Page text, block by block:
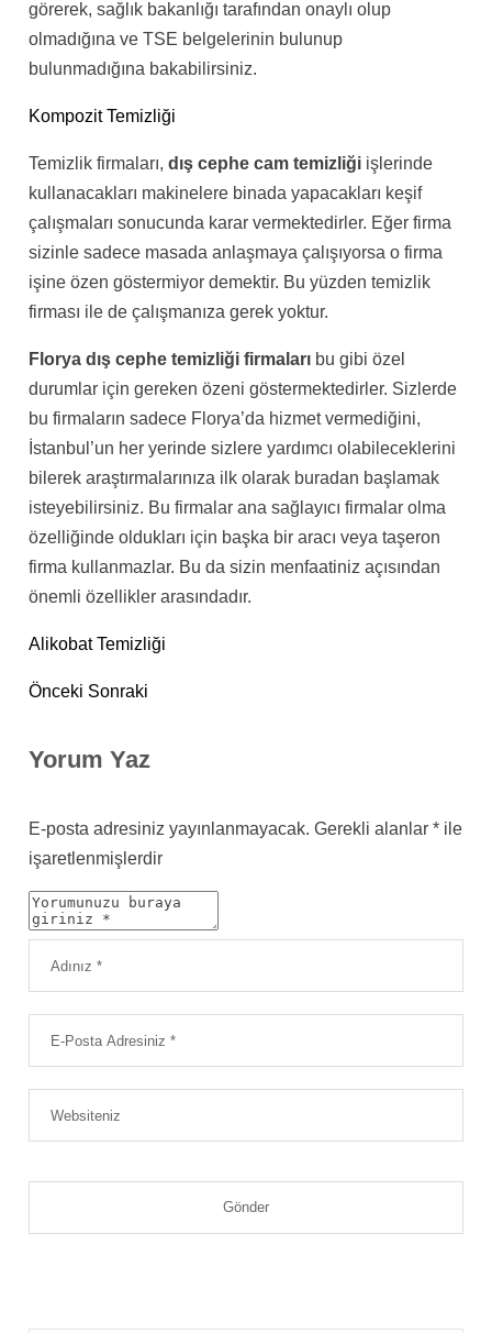
görerek, sağlık bakanlığı tarafından onaylı olup
olmadığına ve TSE belgelerinin bulunup
bulunmadığına bakabilirsiniz.
Kompozit Temizliği
Temizlik firmaları,dış cephe cam temizliği işlerinde
kullanacakları makinelere binada yapacakları keşif
çalışmaları sonucunda karar vermektedirler. Eğer firma
sizinle sadece masada anlaşmaya çalışıyorsa o firma
işine özen göstermiyor demektir. Bu yüzden temizlik
firması ile de çalışmanıza gerek yoktur.
Florya dış cephe temizliği firmaları bu gibi özel
durumlar için gereken özeni göstermektedirler. Sizlerde
bu firmaların sadece Florya’da hizmet vermediğini,
İstanbul’un her yerinde sizlere yardımcı olabileceklerini
bilerek araştırmalarınıza ilk olarak buradan başlamak
isteyebilirsiniz. Bu firmalar ana sağlayıcı firmalar olma
özelliğinde oldukları için başka bir aracı veya taşeron
firma kullanmazlar. Bu da sizin menfaatiniz açısından
önemli özellikler arasındadır.
Alikobat Temizliği
Önceki Sonraki
Yorum Yaz
E-posta adresiniz yayınlanmayacak. Gerekli alanlar* ile
işaretlenmişlerdir